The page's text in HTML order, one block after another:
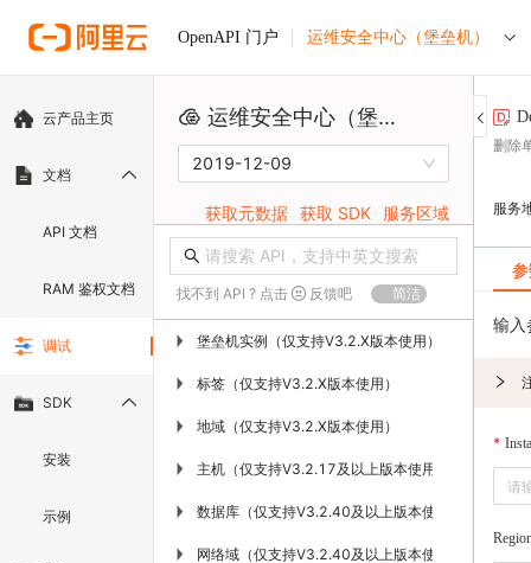
OpenAPI 门户 运维安全中心（堡垒机）
云产品主页
文档
API 文档
RAM 鉴权文档
调试
SDK
安装
示例
运维安全中心（堡垒机）
2019-12-09
获取元数据 获取 SDK 服务区域
找不到 API ? 点击 反馈吧 简洁
▶ 堡垒机实例（仅支持V3.2.X版本使用）
▶ 标签（仅支持V3.2.X版本使用）
▶ 地域（仅支持V3.2.X版本使用）
▶ 主机（仅支持V3.2.17及以上版本使用）
▶ 数据库（仅支持V3.2.40及以上版本使用）
▶ 网络域（仅支持V3.2.40及以上版本使用）
删除
服务
输入